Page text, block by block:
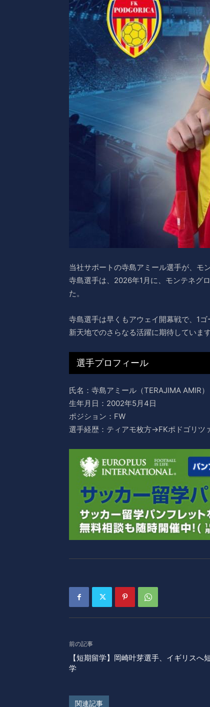
当社サポートの寺島アミール選手が、モ
寺島選手は、2026年1月に、モンテネグ
た。
寺島選手は早くもアウェイ開幕戦で、1
新天地でのさらなる活躍に期待していま
選手プロフィール
氏名：寺島アミール（TERAJIMA AMIR）
生年月日：2002年5月4日
ポジション：FW
選手経歴：ティアモ枚方→FKポドゴリツ
前の記事
【短期留学】岡崎叶芽選手、イギリスへ
学
関連記事